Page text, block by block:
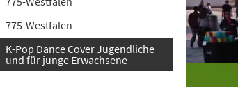
775-Westfalen
K-Pop Dance Cover Jugendliche
und für junge Erwachsene